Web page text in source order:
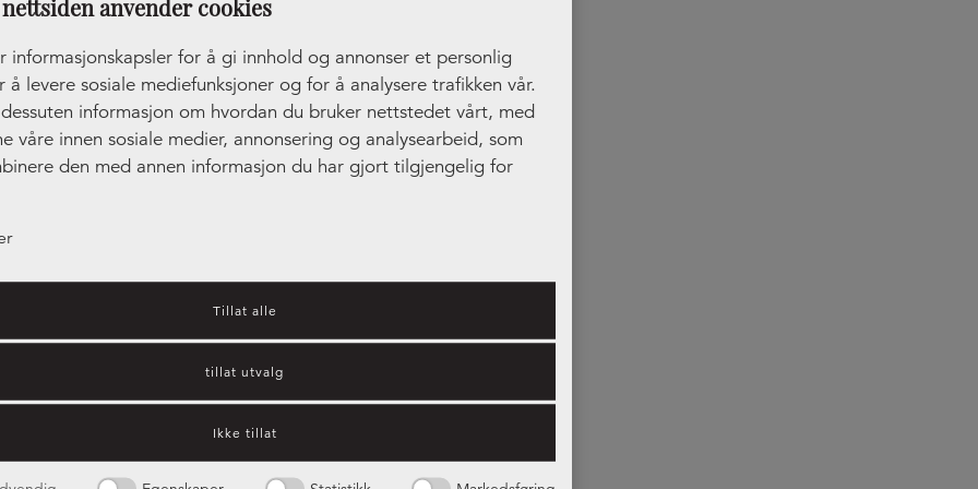
anvender cookies
informasjonskapsler for å gi innhold og annonser et personlig
å levere sosiale mediefunksjoner og for å analysere trafikken vår.
informasjon om hvordan du bruker nettstedet vårt, med
våre innen sosiale medier, annonsering og analysearbeid, som
den med annen informasjon du har gjort tilgjengelig for
som de har samlet inn gjennom din bruk av tjenestene deres.
Tillat alle
tillat utvalg
Ikke tillat
Visar 2av